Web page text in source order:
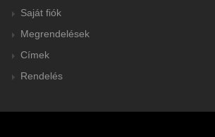
Saját fiók
Megrendelések
Címek
Rendelés